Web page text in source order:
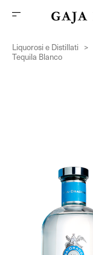
Liquorosi e Distillati >
Tequila Blanco